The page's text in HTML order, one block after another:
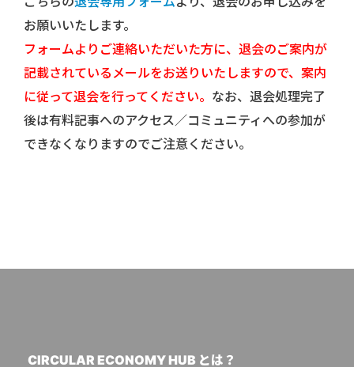
お願いいたします。
フォームよりご連絡いただいた方に、退会のご案内が
記載されているメールをお送りいたしますので、案内
に従って退会を行ってください。 なお、退会処理完了
後は有料記事へのアクセス／コミュニティへの参加が
できなくなりますのでご注意ください。
CIRCULAR ECONOMY HUB とは？